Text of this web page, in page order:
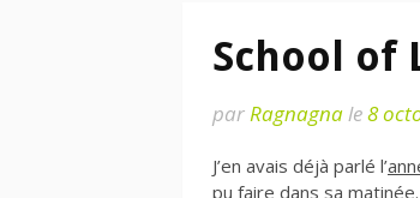
School of
parRagnagnale8
J’en avais déjà parlé l’
pu faire dans sa